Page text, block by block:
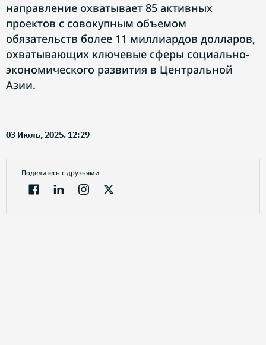
направление охватывает 85 активных
проектов с совокупным объемом
обязательств более 11 миллиардов долларов,
охватывающих ключевые сферы социально-
экономического развития в Центральной
Азии.
03 Июль, 2025. 12:29
Поделитесь с друзьями